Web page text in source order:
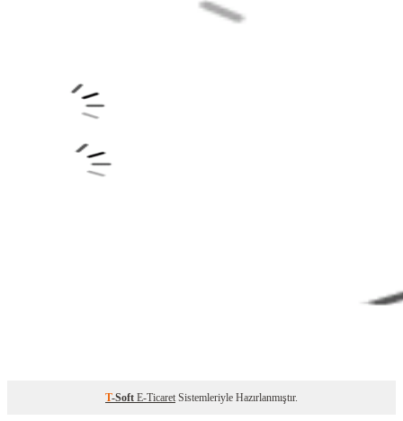
T-Soft E-Ticaret Sistemleriyle Hazırlanmıştır.